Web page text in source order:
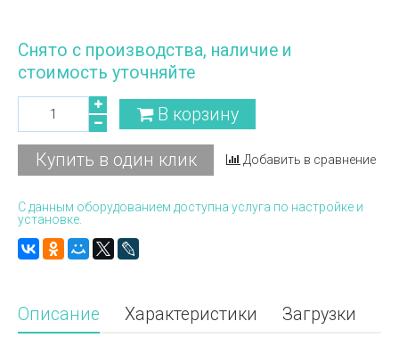
Снято с производства, наличие и
стоимость уточняйте
В корзину
Купить в один клик Добавить в сравнение
С данным оборудованием доступна услуга по настройке и
установке.
Описание Характеристики Загрузки